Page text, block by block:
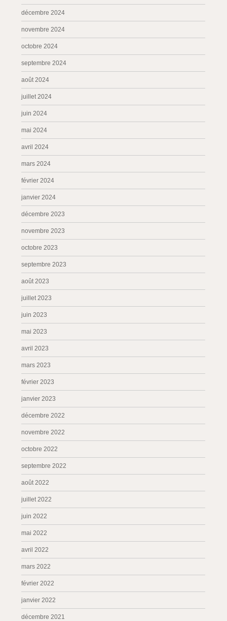
décembre 2024
novembre 2024
octobre 2024
septembre 2024
août 2024
juillet 2024
juin 2024
mai 2024
avril 2024
mars 2024
février 2024
janvier 2024
décembre 2023
novembre 2023
octobre 2023
septembre 2023
août 2023
juillet 2023
juin 2023
mai 2023
avril 2023
mars 2023
février 2023
janvier 2023
décembre 2022
novembre 2022
octobre 2022
septembre 2022
août 2022
juillet 2022
juin 2022
mai 2022
avril 2022
mars 2022
février 2022
janvier 2022
décembre 2021